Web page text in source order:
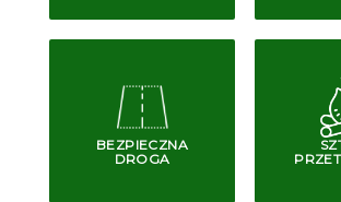
BEZPIECZNA
DROGA